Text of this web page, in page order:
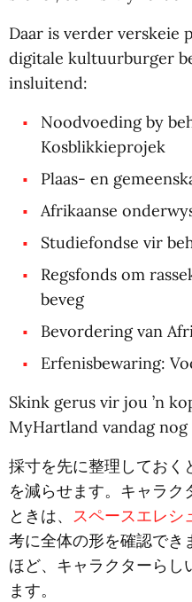
Daar is verder verskeie
digitale kultuurburger
insluitend:
Noodvoeding by
Kosblikkieprojek
Plaas- en
Afrikaanse
Studiefondse vir
Regsfonds om
beveg
Bevordering van
Erfenisbewaring:
Skink gerus vir jou ’n
MyHartland vandag nog
採寸を先に整理しておく
を減らせます。キャラ
ときは、 スペースエレシ
考に全体の形を確認でき
ほど、キャラクターらし
ます。